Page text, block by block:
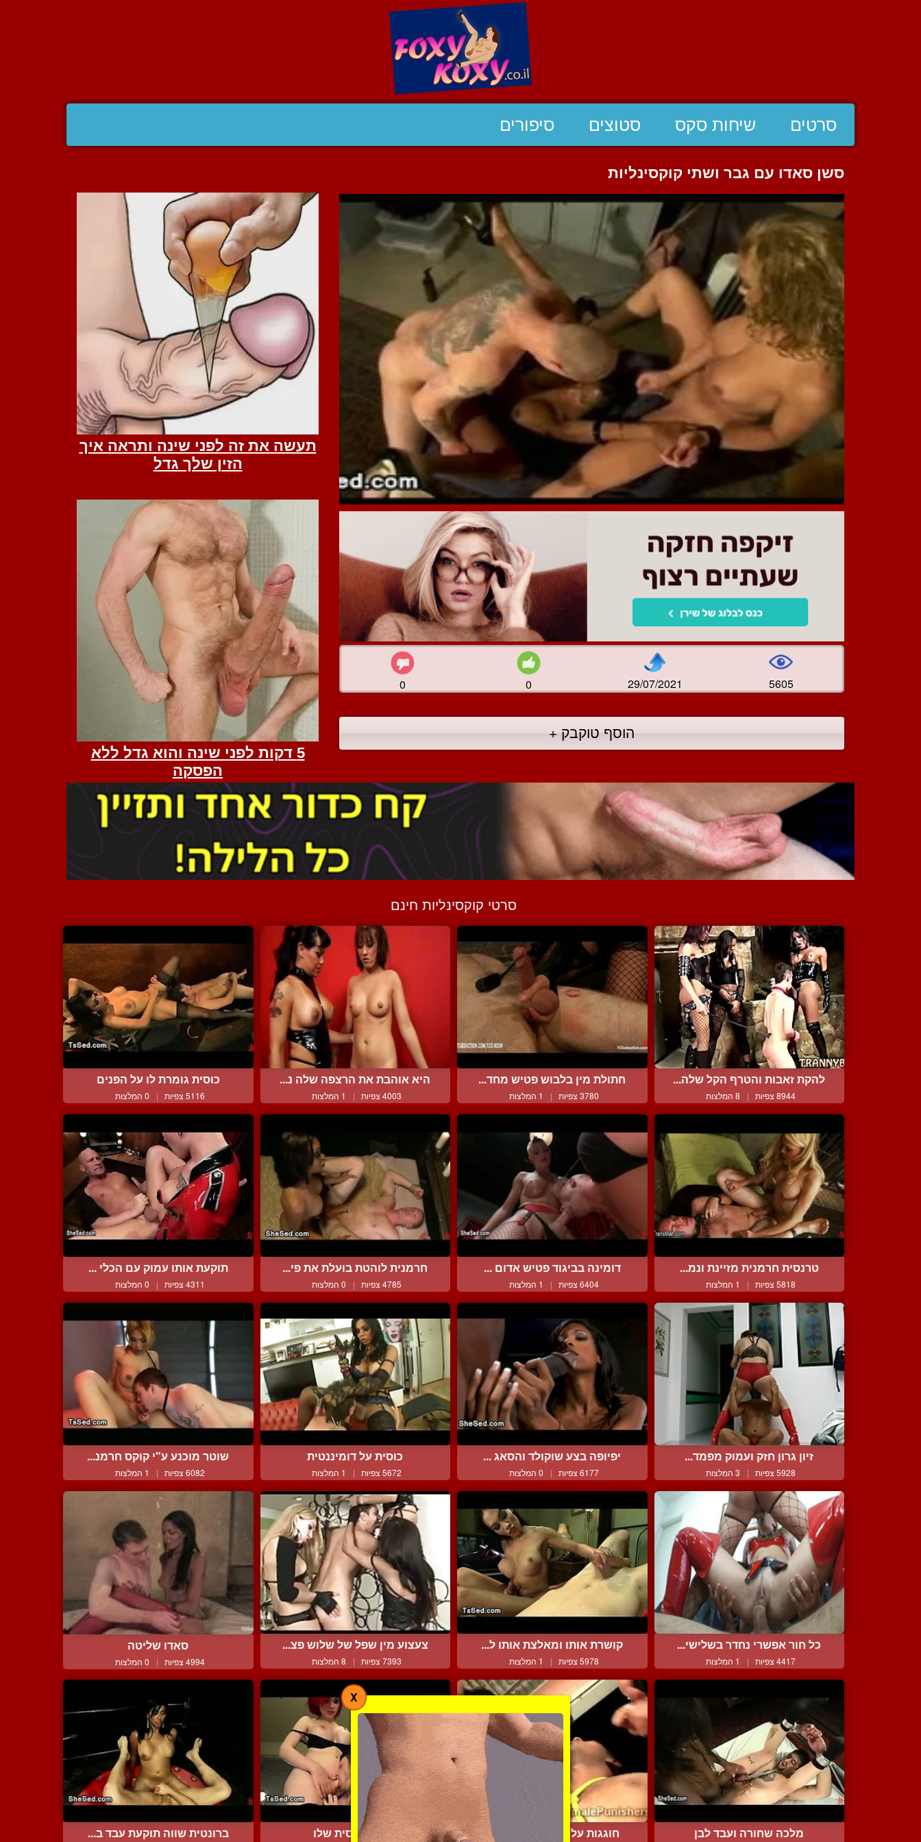
סרטים שיחות סקס סטוצים סיפורים
סשן סאדו עם גבר ושתי קוקסינליות
0 0 29/07/2021 5605
הוסף טוקבק +
סרטי קוקסינליות חינם
להקת זאבות והטרף הקל שלה...
8944 צפיות | 8 המלצות
חתולת מין בלבוש פטיש מחד...
3780 צפיות | 1 המלצות
היא אוהבת את הרצפה שלה נ...
4003 צפיות | 1 המלצות
כוסית גומרת לו על הפנים
5116 צפיות | 0 המלצות
טרנסית חרמנית מזיינת ונמ...
5818 צפיות | 1 המלצות
דומינה בביגוד פטיש אדום ...
6404 צפיות | 1 המלצות
חרמנית לוהטת בועלת את פי...
4785 צפיות | 0 המלצות
תוקעת אותו עמוק עם הכלי ...
4311 צפיות | 0 המלצות
זיון גרון חזק ועמוק מפמד...
5928 צפיות | 3 המלצות
יפיופה בצע שוקולד והסאג ...
6177 צפיות | 0 המלצות
כוסית על דומיננטית
5672 צפיות | 1 המלצות
שוטר מוכנע ע"י קוקס חרמנ...
6082 צפיות | 1 המלצות
כל חור אפשרי נחדר בשלישי...
4417 צפיות | 1 המלצות
קושרת אותו ומאלצת אותו ל...
5978 צפיות | 1 המלצות
צעצוע מין שפל של שלוש פצ...
7393 צפיות | 8 המלצות
סאדו שליטה
4994 צפיות | 0 המלצות
מלכה שחורה ועבד לבן חוגגות על העבד שלהן בחוץ מוצץ לבוסית שלו ברונטית שווה תוקעת עבד ב...
X